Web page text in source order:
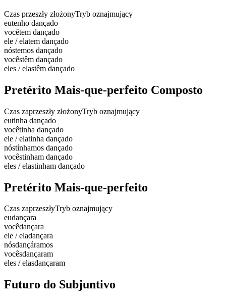
Czas przeszły złożonyTryb oznajmujący
eutenho dançado
vocêtem dançado
ele / elatem dançado
nóstemos dançado
vocêstêm dançado
eles / elastêm dançado
Pretérito Mais-que-perfeito Composto
Czas zaprzeszły złożonyTryb oznajmujący
eutinha dançado
vocêtinha dançado
ele / elatinha dançado
nóstínhamos dançado
vocêstinham dançado
eles / elastinham dançado
Pretérito Mais-que-perfeito
Czas zaprzeszłyTryb oznajmujący
eudançara
vocêdançara
ele / eladançara
nósdançáramos
vocêsdançaram
eles / elasdançaram
Futuro do Subjuntivo